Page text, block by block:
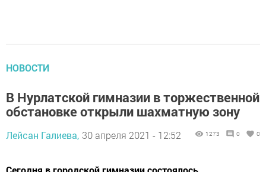
НОВОСТИ
В Нурлатской гимназии в торжественной
обстановке открыли шахматную зону
Лейсан Галиева, 30 апреля 2021 - 12:52 1273 0 0